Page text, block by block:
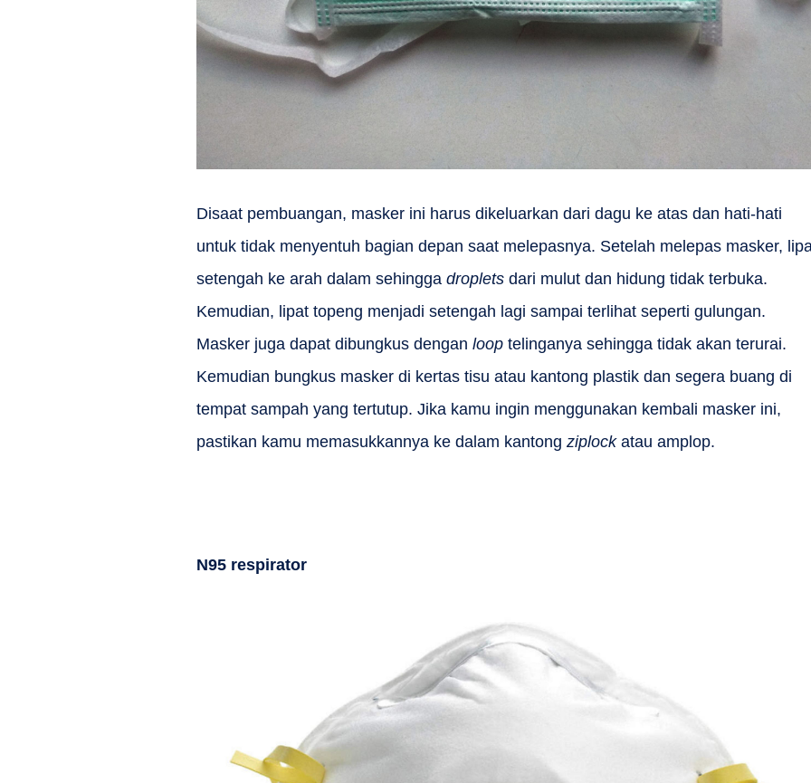
Disaat pembuangan, masker ini harus dikeluarkan dari dagu ke atas dan hati-hati
untuk tidak menyentuh bagian depan saat melepasnya. Setelah melepas masker,
setengah ke arah dalam sehingga droplets dari mulut dan hidung tidak terbuka.
Kemudian, lipat topeng menjadi setengah lagi sampai terlihat seperti gulungan.
Masker juga dapat dibungkus dengan loop telinganya sehingga tidak akan terurai.
Kemudian bungkus masker di kertas tisu atau kantong plastik dan segera buang di
tempat sampah yang tertutup. Jika kamu ingin menggunakan kembali masker ini,
pastikan kamu memasukkannya ke dalam kantong ziplockatau amplop.
N95 respirator